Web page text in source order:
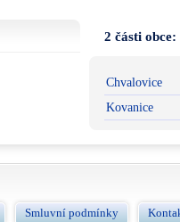
2 části obce:
Chvalovice
Kovanice
Smluvní podmínky